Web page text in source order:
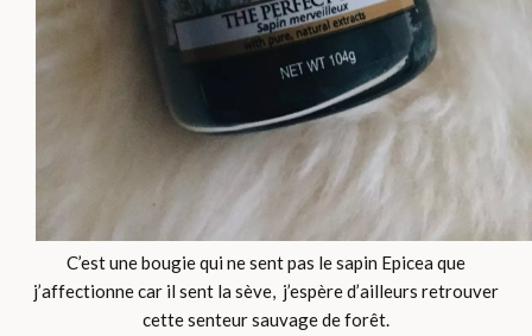
C’est une bougie qui ne sent pas le sapin Epicea que
j’affectionne car il sent la sève, j’espère d’ailleurs retrouver
cette senteur sauvage de forêt.